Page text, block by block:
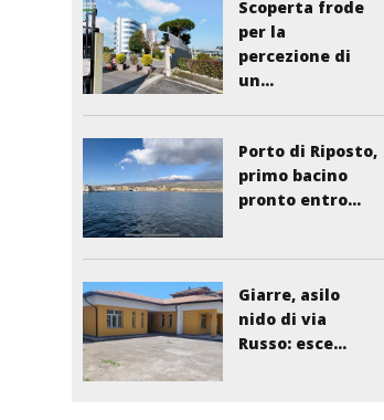
Scoperta frode
per la
percezione di
un...
Porto di Riposto,
primo bacino
pronto entro...
Giarre, asilo
nido di via
Russo: esce...